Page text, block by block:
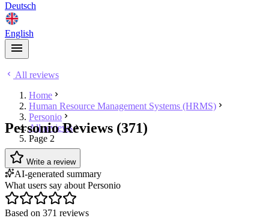
Deutsch
English
All reviews
Home
Human Resource Management Systems (HRMS)
Personio
All reviews
Page 2
Personio Reviews (371)
Write a review
AI-generated summary
What users say about Personio
Based on 371 reviews